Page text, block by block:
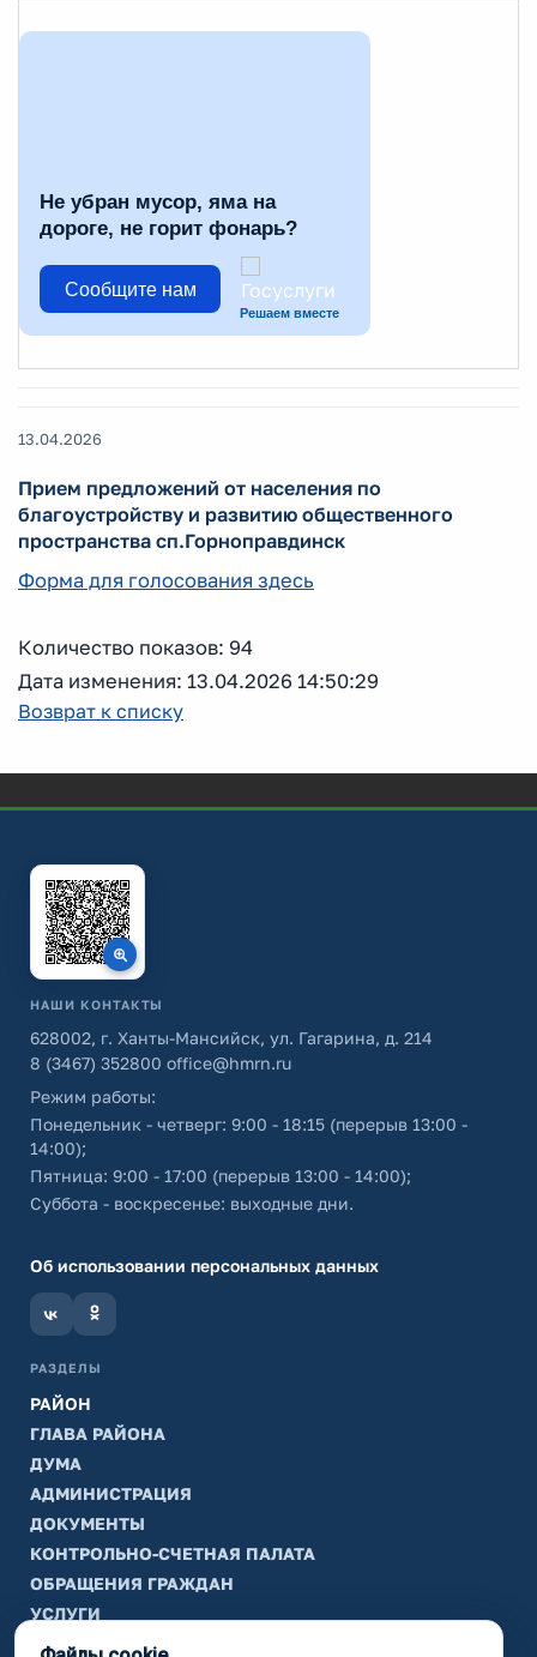
Не убран мусор, яма на
дороге, не горит фонарь?
Сообщите нам
Решаем вместе
13.04.2026
Прием предложений от населения по
благоустройству и развитию общественного
пространства сп.Горноправдинск
Форма для голосования здесь
Количество показов: 94
Дата изменения: 13.04.2026 14:50:29
Возврат к списку
НАШИ КОНТАКТЫ
628002, г. Ханты-Мансийск, ул. Гагарина, д. 214
8 (3467) 352800 office@hmrn.ru
Режим работы:
Понедельник - четверг: 9:00 - 18:15 (перерыв 13:00 -
14:00);
Пятница: 9:00 - 17:00 (перерыв 13:00 - 14:00);
Суббота - воскресенье: выходные дни.
Об использовании персональных данных
РАЗДЕЛЫ
РАЙОН
ГЛАВА РАЙОНА
ДУМА
АДМИНИСТРАЦИЯ
ДОКУМЕНТЫ
КОНТРОЛЬНО-СЧЕТНАЯ ПАЛАТА
ОБРАЩЕНИЯ ГРАЖДАН
УСЛУГИ
ТИК